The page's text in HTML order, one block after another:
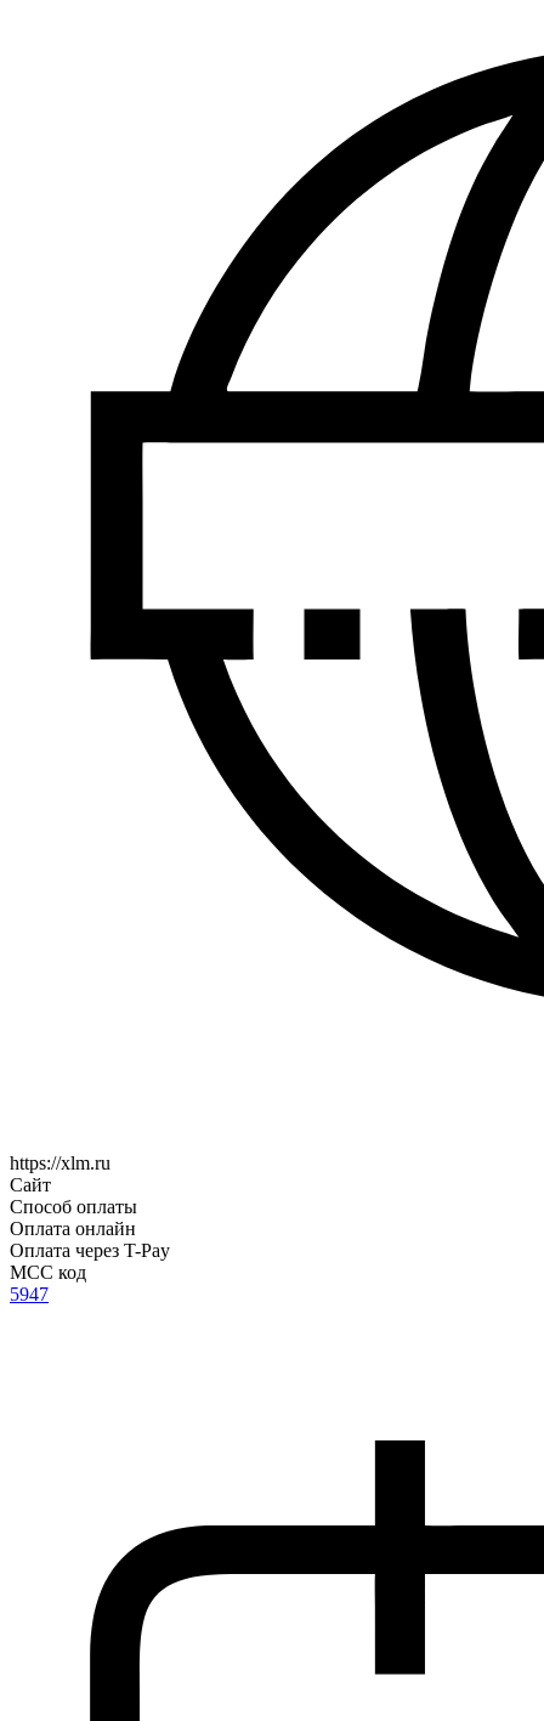
https://xlm.ru
Сайт
Способ оплаты
Оплата онлайн
Оплата через T-Pay
MCC код
5947